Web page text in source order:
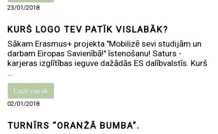
23/01/2018
KURŠ LOGO TEV PATĪK VISLABĀK?
Sākam Erasmus+ projekta "Mobilizē sevi studijām un
darbam Eiropas Savienībā!" īstenošanu! Saturs -
karjeras izglītības ieguve dažādās ES dalībvalstīs. Kurš
...
Lasīt vairāk
02/01/2018
TURNĪRS “ORANŽĀ BUMBA”.